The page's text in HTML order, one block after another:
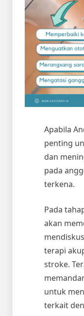
Apabila
penting
dan
pada
terkena.
Pada
akan
terapi
stroke.
untuk
terkait